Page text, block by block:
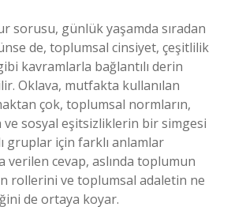
sorusu, günlük yaşamda sıradan
de, toplumsal cinsiyet, çeşitlilik
kavramlarla bağlantılı derin
Oklava, mutfakta kullanılan
çok, toplumsal normların,
sosyal eşitsizliklerin bir simgesi
gruplar için farklı anlamlar
verilen cevap, aslında toplumun
rollerini ve toplumsal adaletin ne
de ortaya koyar.